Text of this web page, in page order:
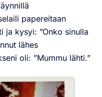
papereitaan
ja kysyi: ”Onko sinulla
lähes
oli: ”Mummu lähti.”